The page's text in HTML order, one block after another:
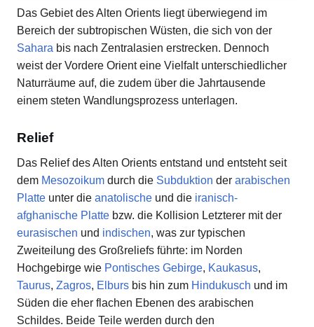
Das Gebiet des Alten Orients liegt überwiegend im
Bereich der subtropischen Wüsten, die sich von der
Sahara bis nach Zentralasien erstrecken. Dennoch
weist der Vordere Orient eine Vielfalt unterschiedlicher
Naturräume auf, die zudem über die Jahrtausende
einem steten Wandlungsprozess unterlagen.
Relief
Das Relief des Alten Orients entstand und entsteht seit
dem Mesozoikum durch die Subduktion der arabischen
Platte unter die anatolische und die iranisch-
afghanische Platte bzw. die Kollision Letzterer mit der
eurasischen und indischen, was zur typischen
Zweiteilung des Großreliefs führte: im Norden
Hochgebirge wie Pontisches Gebirge, Kaukasus,
Taurus, Zagros, Elburs bis hin zum Hindukusch und im
Süden die eher flachen Ebenen des arabischen
Schildes. Beide Teile werden durch den